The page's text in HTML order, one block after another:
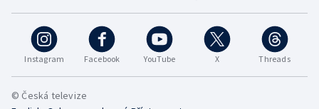
Instagram Facebook YouTube X Threads
© Česká televize